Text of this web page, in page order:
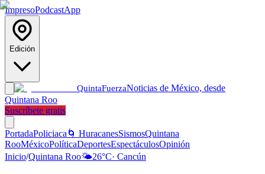
ImpresoPodcastApp
Edición
QuintaFuerzaNoticias de México, desde
Quintana Roo
Suscríbete gratis
PortadaPoliciaca 🌀 HuracanesSismosQuintana
RooMéxicoPolíticaDeportesEspectáculosOpinión
Inicio/Quintana Roo🌤️26°C· Cancún